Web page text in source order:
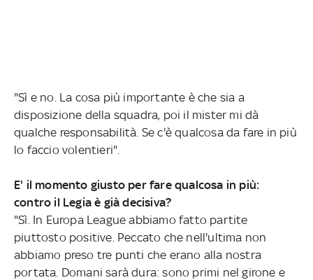
"Sì e no. La cosa più importante è che sia a
disposizione della squadra, poi il mister mi dà
qualche responsabilità. Se c'è qualcosa da fare in più
lo faccio volentieri".
E' il momento giusto per fare qualcosa in più:
contro il Legia è già decisiva?
"Sì. In Europa League abbiamo fatto partite
piuttosto positive. Peccato che nell'ultima non
abbiamo preso tre punti che erano alla nostra
portata. Domani sarà dura: sono primi nel girone e